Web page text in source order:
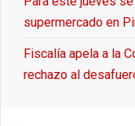
supermercado en
Fiscalía apela a la
rechazo al